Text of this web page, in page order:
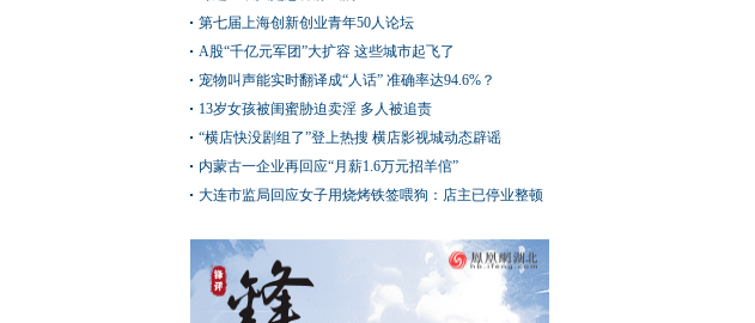
第七届上海创新创业青年50人论坛
A股“千亿元军团”大扩容 这些城市起飞了
宠物叫声能实时翻译成“人话” 准确率达94.6%？
13岁女孩被闺蜜胁迫卖淫 多人被追责
“横店快没剧组了”登上热搜 横店影视城动态辟谣
内蒙古一企业再回应“月薪1.6万元招羊倌”
大连市监局回应女子用烧烤铁签喂狗：店主已停业整顿